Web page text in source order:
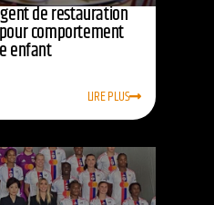
de restauration
comportement
enfant
LIRE PLUS